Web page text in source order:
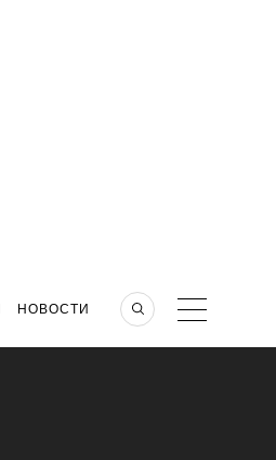
НОВОСТИ